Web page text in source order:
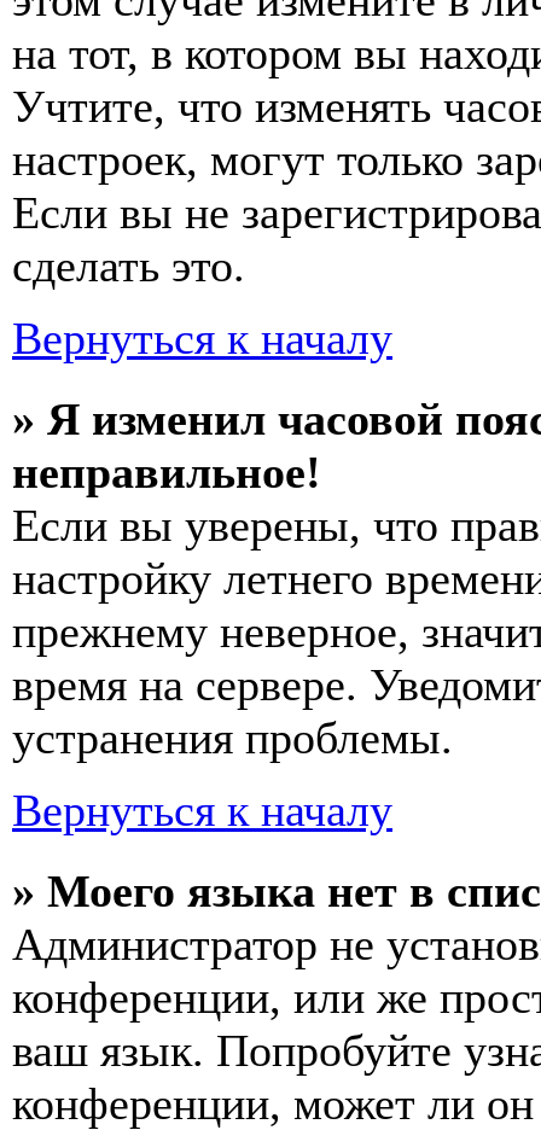
на тот, в котором вы
Учтите, что изменять
настроек, могут только
Если вы не
сделать это.
Вернуться к началу
» Я изменил часовой
неправильное!
Если вы уверены, что
настройку летнего
прежнему неверное,
время на сервере.
устранения проблемы.
Вернуться к началу
» Моего языка нет в
Администратор не
конференции, или же
ваш язык. Попробуйте
конференции, может ли